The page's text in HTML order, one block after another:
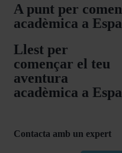
A punt per
acadèmica a
Llest per
començar el teu
aventura
acadèmica a
Contacta amb un expert